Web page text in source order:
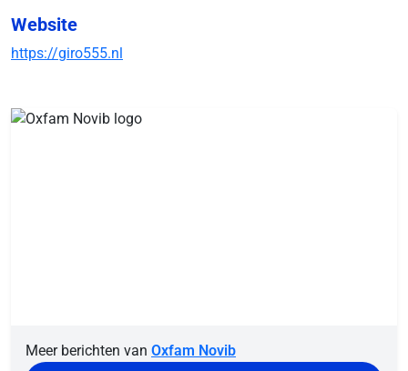
Website
https://giro555.nl
Meer berichten van Oxfam Novib